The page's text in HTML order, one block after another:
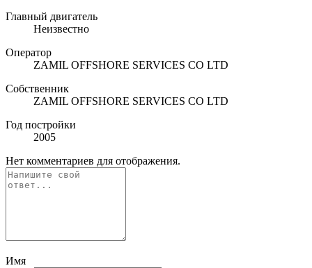
Главный двигатель
Неизвестно
Оператор
ZAMIL OFFSHORE SERVICES CO LTD
Собственник
ZAMIL OFFSHORE SERVICES CO LTD
Год постройки
2005
Нет комментариев для отображения.
Имя